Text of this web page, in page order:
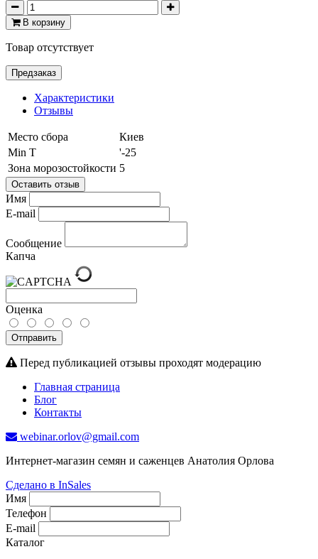
В корзину
Товар отсутствует
Предзаказ
Характеристики
Отзывы
Место сбора
Киев
Min T
'-25
Зона морозостойкости 5
Оставить отзыв
Имя
E-mail
Сообщение
Капча
Оценка
Отправить
Перед публикацией отзывы проходят модерацию
Главная страница
Блог
Контакты
webinar.orlov@gmail.com
Интернет-магазин семян и саженцев Анатолия Орлова
Сделано в InSales
Имя
Телефон
E-mail
Каталог